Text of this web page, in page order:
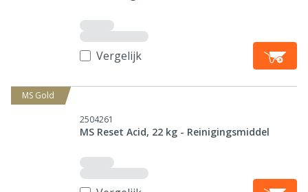
Vergelijk
MS Gold
2504261
MS Reset Acid, 22 kg - Reinigingsmiddel